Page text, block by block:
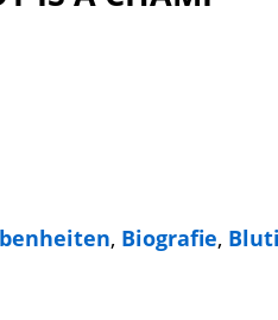
, Biografie,